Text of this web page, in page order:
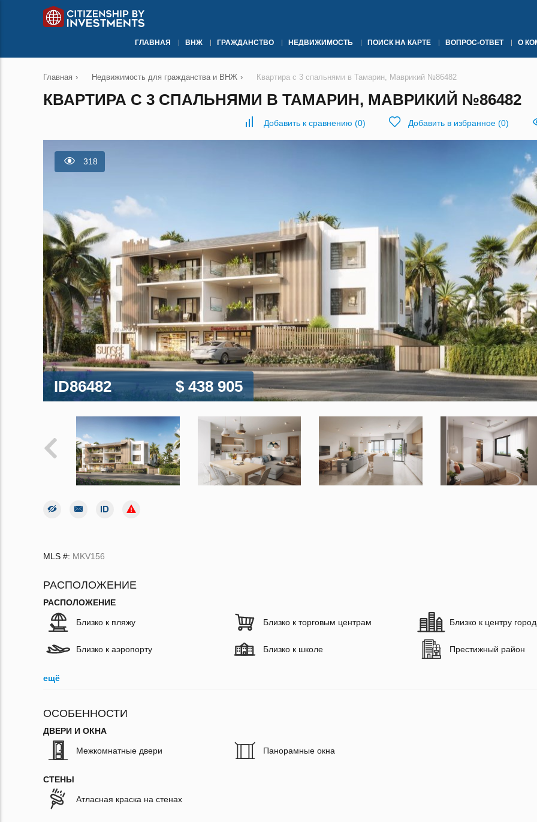
ГЛАВНАЯ ВНЖ ГРАЖДАНСТВО НЕДВИЖИМОСТЬ ПОИСК НА КАРТЕ ВОПРОС-ОТВЕТ О
Главная › Недвижимость для гражданства и ВНЖ › Квартира с 3 спальнями в Тамарин, Маврикий №86482
КВАРТИРА С 3 СПАЛЬНЯМИ В ТАМАРИН, МАВРИКИЙ №86482
Добавить к сравнению (0) Добавить в избранное (0)
318
ID86482 $ 438 905
MLS #: MKV156
РАСПОЛОЖЕНИЕ
РАСПОЛОЖЕНИЕ
Близко к пляжу Близко к торговым центрам Близко к центру
Близко к аэропорту Близко к школе Престижный район
ещё
ОСОБЕННОСТИ
ДВЕРИ И ОКНА
Межкомнатные двери Панорамные окна
СТЕНЫ
Атласная краска на стенах